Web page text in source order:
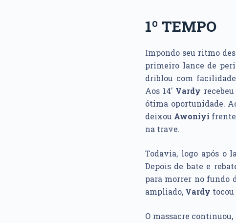
1º TEMPO
Impondo seu ritmo
primeiro lance de
driblou com
Aos 14′ Vardy
ótima oportunidade.
deixou Awoniyi
na trave.
Todavia, logo após o
Depois de bate e
para morrer no fundo
ampliado, Vardy tocou
O massacre continuou,